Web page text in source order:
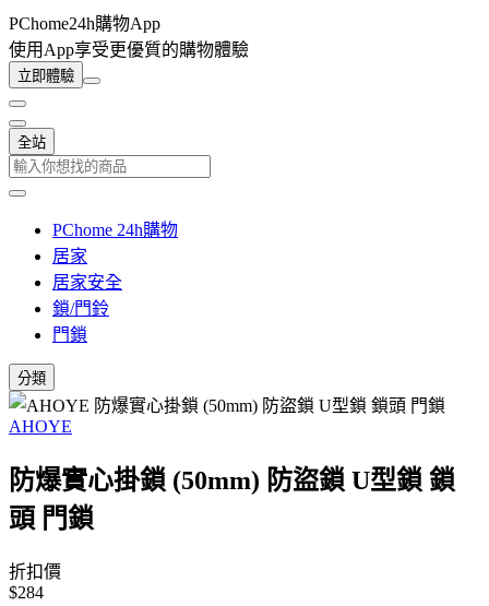
PChome24h購物App
使用App享受更優質的購物體驗
立即體驗
全站
PChome 24h購物
居家
居家安全
鎖/門鈴
門鎖
分類
AHOYE
防爆實心掛鎖 (50mm) 防盜鎖 U型鎖 鎖
頭 門鎖
折扣價
$284